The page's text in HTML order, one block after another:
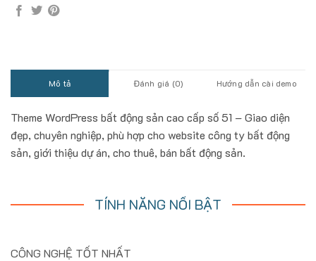
Mô tả Đánh giá (0) Hướng dẫn cài demo
Theme WordPress bất động sản cao cấp số 51 – Giao diện
đẹp, chuyên nghiệp, phù hợp cho website công ty bất động
sản, giới thiệu dự án, cho thuê, bán bất động sản.
TÍNH NĂNG NỔI BẬT
CÔNG NGHỆ TỐT NHẤT